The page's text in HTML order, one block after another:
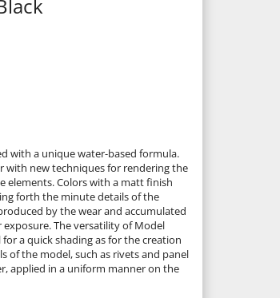
with a unique water-based formula.
new techniques for rendering the
elements. Colors with a matt finish
forth the minute details of the
by the wear and accumulated
The versatility of Model
a quick shading as for the creation
of the model, such as rivets and panel
applied in a uniform manner on the